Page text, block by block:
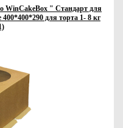
WinCakeBox " Стандарт для
для торта 1- 8 кг